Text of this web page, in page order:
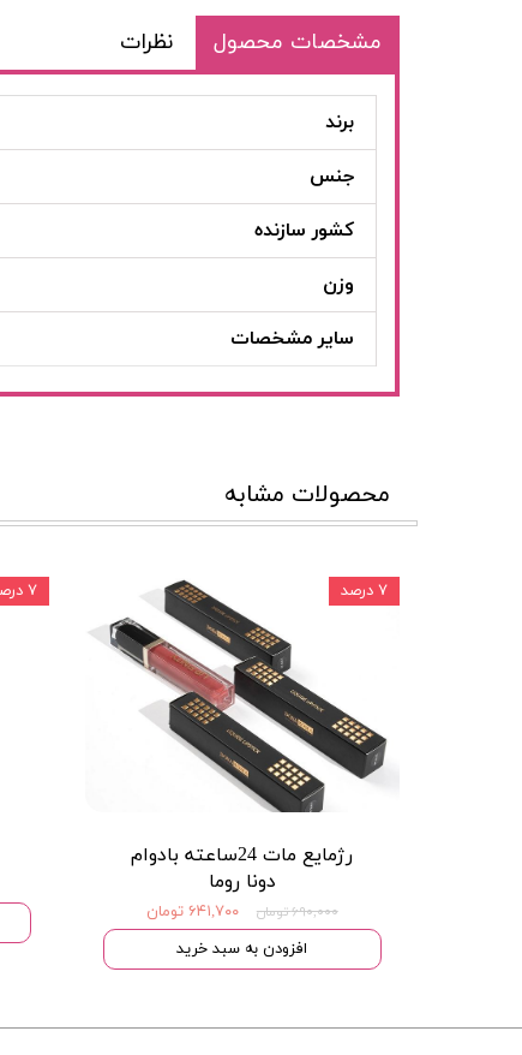
مشخصات محصول نظرات
برند
جنس
کشور سازنده
وزن
سایر مشخصات
محصولات مشابه
رژمایع مات 24ساعته بادوام
دونا روما
۶۹۰,۰۰۰ تومان
۶۴۱,۷۰۰ تومان
افزودن به سبد خرید
۷ درصد ۷ درصد